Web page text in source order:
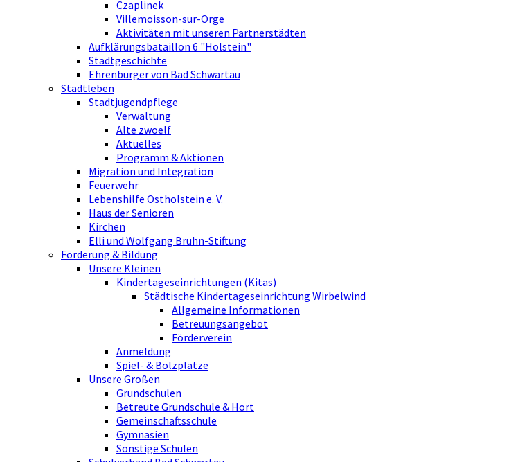
Czaplinek
Villemoisson-sur-Orge
Aktivitäten mit unseren Partnerstädten
Aufklärungsbataillon 6 "Holstein"
Stadtgeschichte
Ehrenbürger von Bad Schwartau
Stadtleben
Stadtjugendpflege
Verwaltung
Alte zwoelf
Aktuelles
Programm & Aktionen
Migration und Integration
Feuerwehr
Lebenshilfe Ostholstein e. V.
Haus der Senioren
Kirchen
Elli und Wolfgang Bruhn-Stiftung
Förderung & Bildung
Unsere Kleinen
Kindertageseinrichtungen (Kitas)
Städtische Kindertageseinrichtung Wirbelwind
Allgemeine Informationen
Betreuungsangebot
Förderverein
Anmeldung
Spiel- & Bolzplätze
Unsere Großen
Grundschulen
Betreute Grundschule & Hort
Gemeinschaftsschule
Gymnasien
Sonstige Schulen